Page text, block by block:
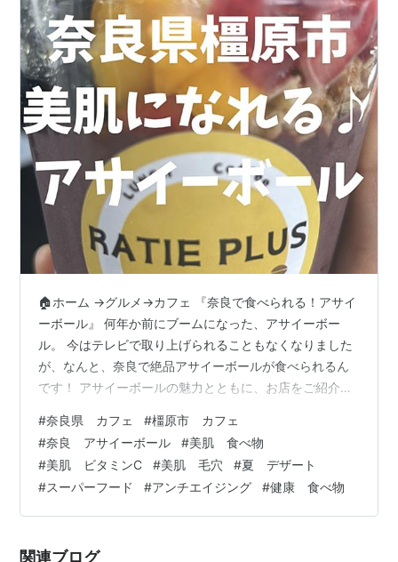
🏠ホーム →グルメ→カフェ 『奈良で食べられる！アサイ
ーボール』 何年か前にブームになった、アサイーボー
ル。 今はテレビで取り上げられることもなくなりました
が、なんと、奈良で絶品アサイーボールが食べられるん
です！ アサイーボールの魅力とともに、お店をご紹介し
ーレと豆乳、バナナをミキサーで混ぜ、その上にグラノ
ーラやフルーツをトッピングしたもの。 栄養価 ＊ブラジ
ルのアマゾンで採れる、ヤシ科の植物。 気のサイズは、
大きいものでなんと、25ｍにもなるそう！ ポリフェノー
ル、鉄分、ミネラル、食物繊維が特に豊富で、他にもい
#奈良県 カフェ #橿原市 カフェ
#奈良 アサイーボール #美肌 食べ物
#美肌 ビタミンC #美肌 毛穴 #夏 デザート
#スーパーフード #アンチエイジング #健康 食べ物
関連ブログ